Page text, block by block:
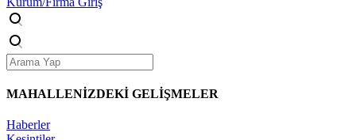
MAHALLENİZDEKİ GELİŞMELER
Haberler